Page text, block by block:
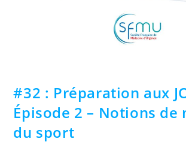
#32 : Préparation aux
Épisode 2 – Notions de
du sport